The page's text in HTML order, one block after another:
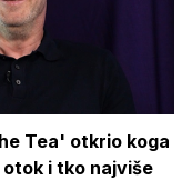
Tea' otkrio koga
i tko najviše